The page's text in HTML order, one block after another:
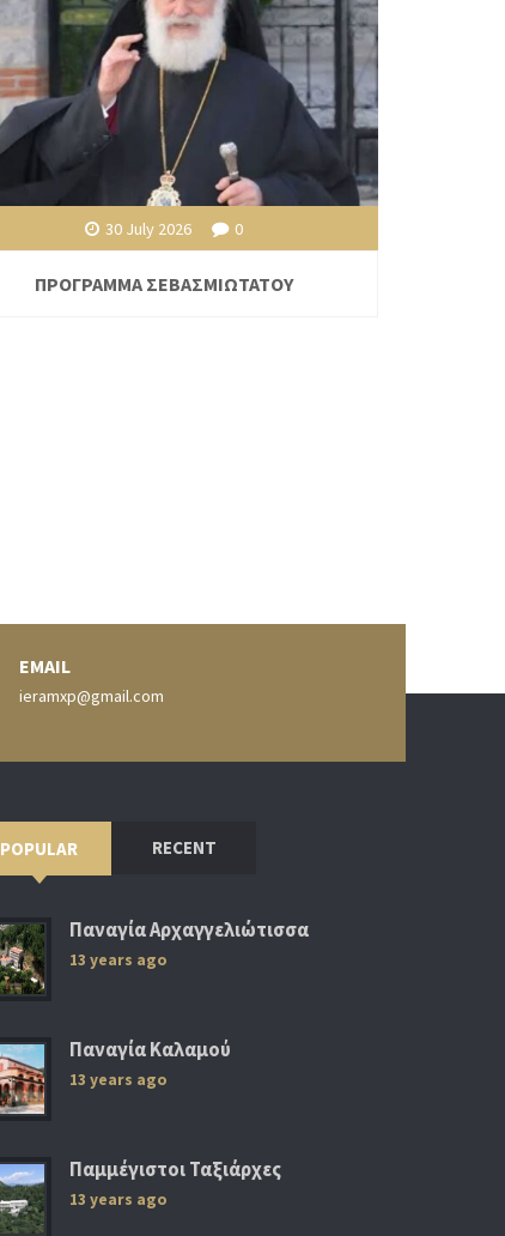
30 July 2026 0
ΠΡΟΓΡΑΜΜΑ ΣΕΒΑΣΜΙΩΤΑΤΟΥ
EMAIL
ieramxp@gmail.com
POPULAR RECENT
Παναγία Αρχαγγελιώτισσα
13 years ago
Παναγία Καλαμού
13 years ago
Παμμέγιστοι Ταξιάρχες
13 years ago